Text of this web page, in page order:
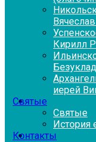
Кирилл
иерей
Святые
Святые
История
Контакты